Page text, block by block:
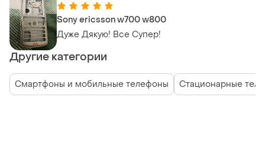
Sony ericsson w700 w800
Дуже Дякую! Все Супер!
Другие категории
Смартфоны и мобильные телефоны Стационарные